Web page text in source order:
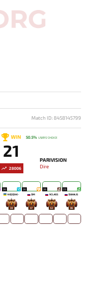
Match ID: 8458145799
WIN
21
PARIVISION
Dire
28006
50.5% USERS' CHOICE
26
NO[O]NE-
38
26
DM
47
26
9CLASS
63
23
DUKALIS
86